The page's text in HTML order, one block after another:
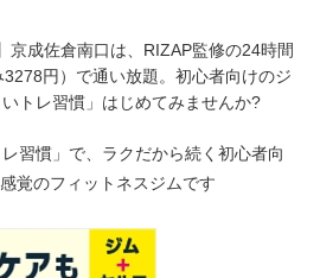
京成佐倉南口は、RIZAP監修の24時間
円）で通い放題。初心者向けのジ
トレ習慣」はじめてみませんか?
習慣」で、ラクだから続く初心者向
覚のフィットネスジムです